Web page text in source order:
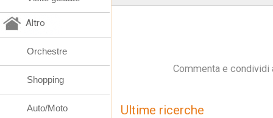
Commenta e
Ultime ricerche
Altro
Orchestre
Shopping
Auto/Moto